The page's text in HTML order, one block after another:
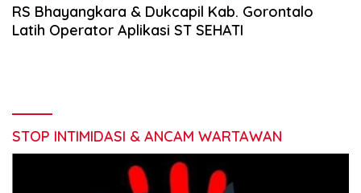
Februari 4, 2026
RS Bhayangkara & Dukcapil Kab. Gorontalo
Latih Operator Aplikasi ST SEHATI
STOP INTIMIDASI & ANCAM WARTAWAN